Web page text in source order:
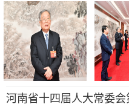
河南省十四届人大常委